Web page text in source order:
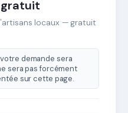
gratuit
locaux — gratuit
demande sera
sera pas forcément
sur cette page.